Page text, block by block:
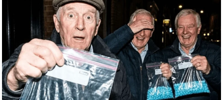
ल
फि
ट
ने
स